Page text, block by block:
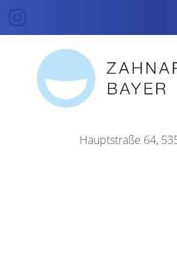
Hauptstraße 64,